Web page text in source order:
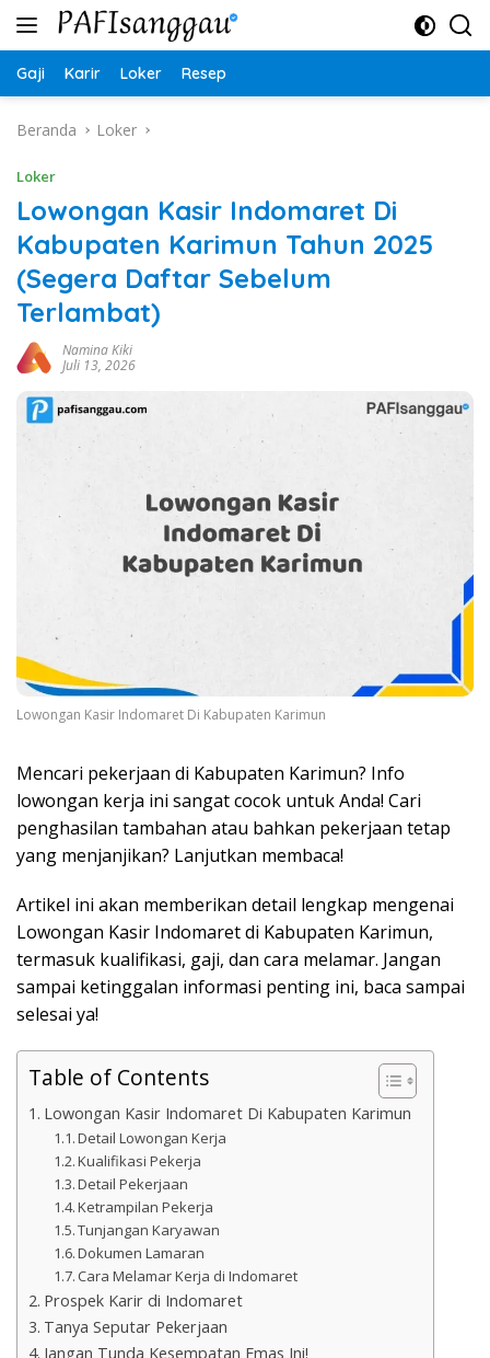
Langsung
Gaji Karir Loker Resep
Beranda Loker
Loker
Lowongan Kasir Indomaret Di
Kabupaten Karimun Tahun 2025
(Segera Daftar Sebelum
Terlambat)
Namina Kiki
Juli 13, 2026
Lowongan Kasir Indomaret Di Kabupaten Karimun
Mencari pekerjaan di Kabupaten Karimun? Info
lowongan kerja ini sangat cocok untuk Anda! Cari
penghasilan tambahan atau bahkan pekerjaan tetap
yang menjanjikan? Lanjutkan membaca!
Artikel ini akan memberikan detail lengkap mengenai
Lowongan Kasir Indomaret di Kabupaten Karimun,
termasuk kualifikasi, gaji, dan cara melamar. Jangan
sampai ketinggalan informasi penting ini, baca sampai
selesai ya!
Table of Contents
Lowongan Kasir Indomaret Di Kabupaten Karimun
Detail Lowongan Kerja
Kualifikasi Pekerja
Detail Pekerjaan
Ketrampilan Pekerja
Tunjangan Karyawan
Dokumen Lamaran
Cara Melamar Kerja di Indomaret
Prospek Karir di Indomaret
Tanya Seputar Pekerjaan
Jangan Tunda Kesempatan Emas Ini!